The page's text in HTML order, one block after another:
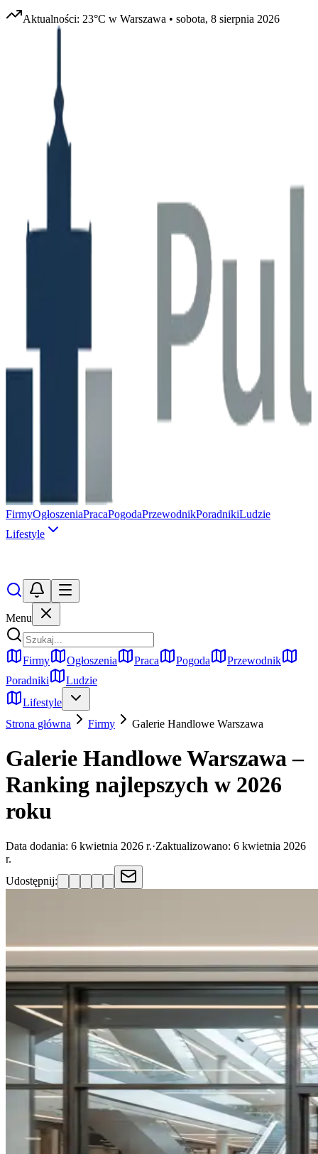
Aktualności: 23°C w Warszawa • sobota, 8 sierpnia 2026
FirmyOgłoszeniaPracaPogodaPrzewodnikPoradnikiLudzie
Lifestyle
Menu
Firmy Ogłoszenia Praca Pogoda
Przewodnik
Poradniki
Ludzie
Lifestyle
Strona główna
Firmy Galerie Handlowe Warszawa
Galerie Handlowe Warszawa –
Ranking najlepszych w 2026
roku
Data dodania: 6 kwietnia 2026 r.·Zaktualizowano: 6 kwietnia 2026
r.
Udostępnij: